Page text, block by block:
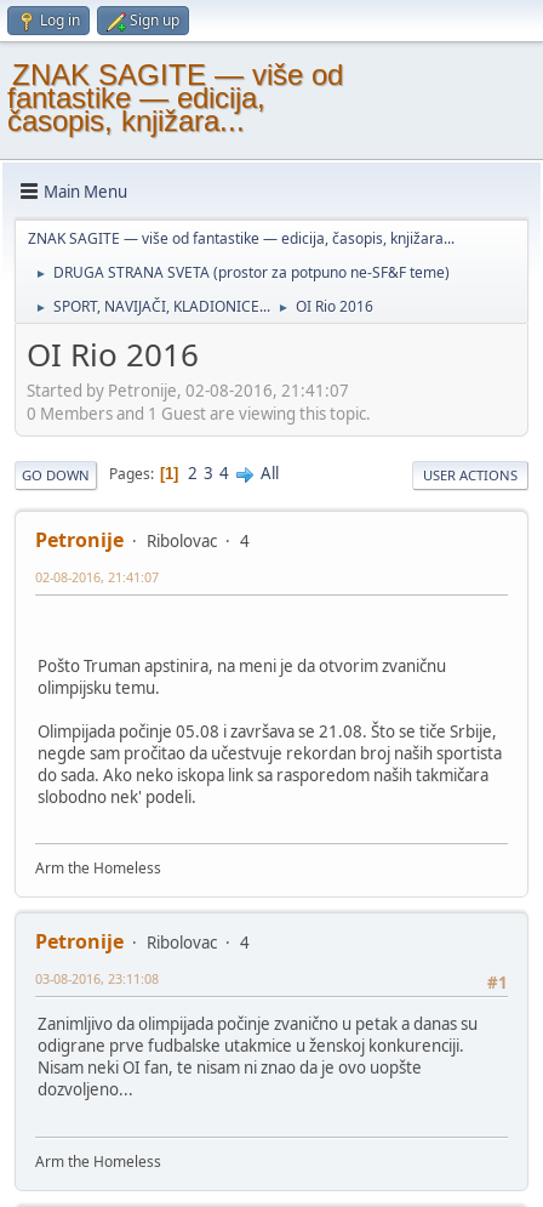
Log in Sign up
ZNAK SAGITE — više od
fantastike — edicija,
časopis, knjižara...
Main Menu
ZNAK SAGITE — više od fantastike — edicija, časopis, knjižara...
► DRUGA STRANA SVETA (prostor za potpuno ne-SF&F teme)
► SPORT, NAVIJAČI, KLADIONICE... ► OI Rio 2016
OI Rio 2016
Started by Petronije, 02-08-2016, 21:41:07
0 Members and 1 Guest are viewing this topic.
GO DOWN Pages 1 2 3 4 All USER ACTIONS
Petronije Ribolovac 4
02-08-2016, 21:41:07
Pošto Truman apstinira, na meni je da otvorim zvaničnu
olimpijsku temu.
Olimpijada počinje 05.08 i završava se 21.08. Što se tiče Srbije,
negde sam pročitao da učestvuje rekordan broj naših sportista
do sada. Ako neko iskopa link sa rasporedom naših takmičara
slobodno nek' podeli.
Arm the Homeless
Petronije Ribolovac
4
#1
03-08-2016, 23:11:08
Zanimljivo da olimpijada počinje zvanično u petak a danas su
odigrane prve fudbalske utakmice u ženskoj konkurenciji.
Nisam neki OI fan, te nisam ni znao da je ovo uopšte
dozvoljeno...
Arm the Homeless